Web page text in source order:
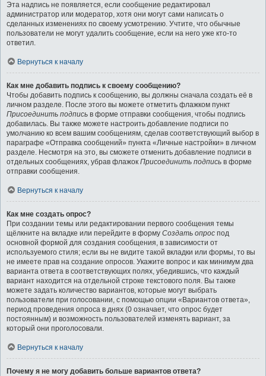
Эта надпись не появляется, если сообщение редактировал
администратор или модератор, хотя они могут сами написать о
сделанных изменениях по своему усмотрению. Учтите, что обычные
пользователи не могут удалить сообщение, если на него уже кто-то
ответил.
Вернуться к началу
Как мне добавить подпись к своему сообщению?
Чтобы добавить подпись к сообщению, вы должны сначала создать её в
личном разделе. После этого вы можете отметить флажком пункт
Присоединить подпись в форме отправки сообщения, чтобы подпись
добавилась. Вы также можете настроить добавление подписи по
умолчанию ко всем вашим сообщениям, сделав соответствующий выбор в
параграфе «Отправка сообщений» пункта «Личные настройки» в личном
разделе. Несмотря на это, вы сможете отменить добавление подписи в
отдельных сообщениях, убрав флажок Присоединить подпись в форме
отправки сообщения.
Вернуться к началу
Как мне создать опрос?
При создании темы или редактировании первого сообщения темы
щёлкните на вкладке или перейдите в форму Создать опрос под
основной формой для создания сообщения, в зависимости от
используемого стиля; если вы не видите такой вкладки или формы, то вы
не имеете прав на создание опросов. Укажите вопрос и как минимум два
варианта ответа в соответствующих полях, убедившись, что каждый
вариант находится на отдельной строке текстового поля. Вы также
можете задать количество вариантов, которые могут выбрать
пользователи при голосовании, с помощью опции «Вариантов ответа»,
период проведения опроса в днях (0 означает, что опрос будет
постоянным) и возможность пользователей изменять вариант, за
который они проголосовали.
Вернуться к началу
Почему я не могу добавить больше вариантов ответа?